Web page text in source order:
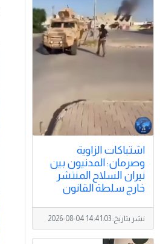
اشتباكات الزاوية
وصرمان: المدنيون بين
نيران السلاح المنتشر
خارج سلطة القانون
نشر بتاريخ:2026-08-04 14:41:03